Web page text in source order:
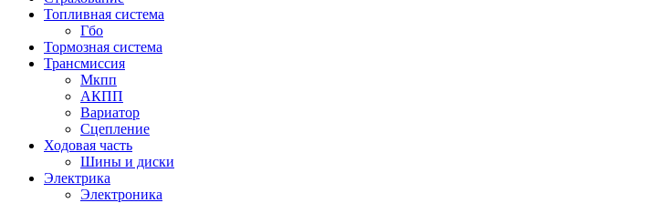
Топливная система
Гбо
Тормозная система
Трансмиссия
Мкпп
АКПП
Вариатор
Сцепление
Ходовая часть
Шины и диски
Электрика
Электроника